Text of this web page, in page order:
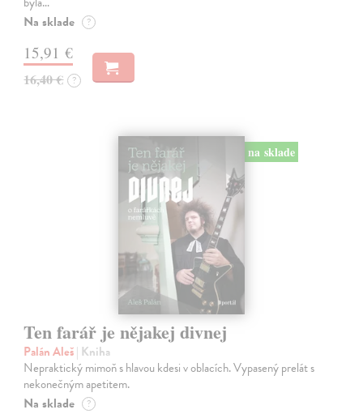
Na sklade ?
15,91 €
16,40 € ?
na sklade
Ten farář je nějakej divnej
Palán Aleš| Kniha
Nepraktický mimoň s hlavou kdesi v oblacích. Vypasený prelát s
nekonečným apetitem.
Na sklade ?